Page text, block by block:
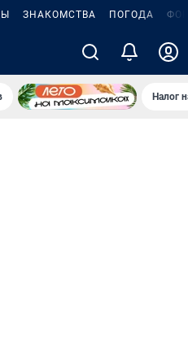
ЗНАКОМСТВА ПОГОДА
Налог